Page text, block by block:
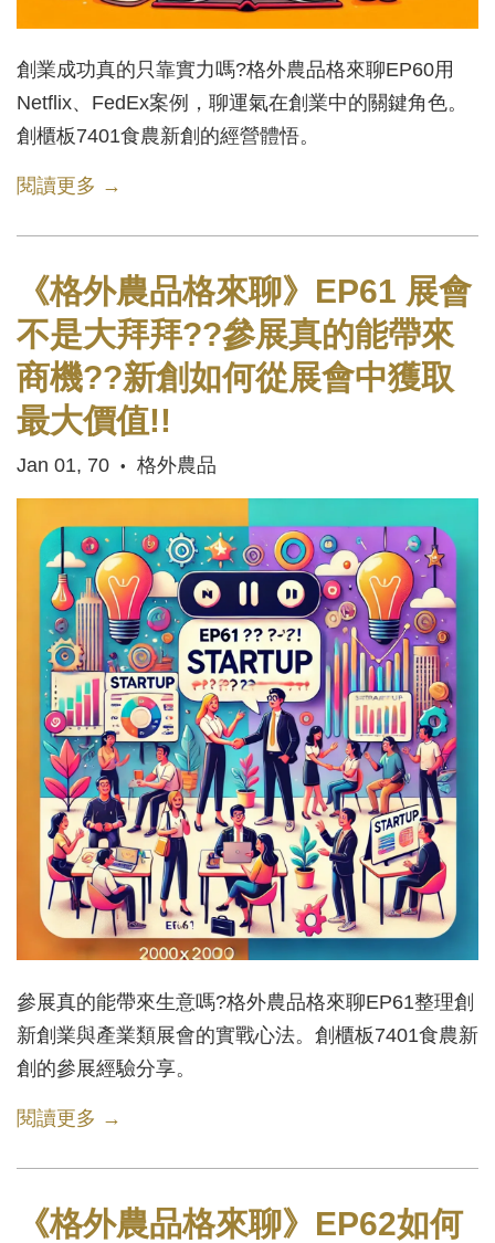
創業成功真的只靠實力嗎?格外農品格來聊EP60用
Netflix、FedEx案例，聊運氣在創業中的關鍵角色。
創櫃板7401食農新創的經營體悟。
閱讀更多 →
《格外農品格來聊》EP61 展會
不是大拜拜??參展真的能帶來
商機??新創如何從展會中獲取
最大價值!!
Jan 01, 70 • 格外農品
參展真的能帶來生意嗎?格外農品格來聊EP61整理創
新創業與產業類展會的實戰心法。創櫃板7401食農新
創的參展經驗分享。
閱讀更多 →
《格外農品格來聊》EP62如何